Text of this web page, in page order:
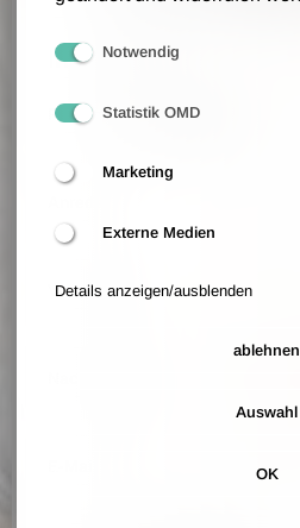
Ihre Daten
Firmenname (optional)
Vorname
Notwendig
Statistik OMD
Marketing
Externe Medien
Details anzeigen/ausblenden
ablehnen
Auswahl
OK